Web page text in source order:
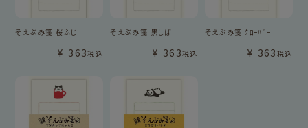
そえぶみ箋 桜ふじ
¥ 363税込
そえぶみ箋 黒しば
¥ 363税込
そえぶみ箋 ｸﾛｰﾊﾞｰ
¥ 363 税込